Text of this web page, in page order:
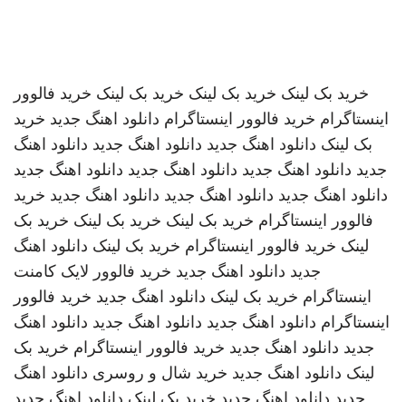
خرید بک لینک خرید بک لینک خرید بک لینک خرید فالوور
اینستاگرام خرید فالوور اینستاگرام دانلود اهنگ جدید خرید
بک لینک دانلود اهنگ جدید دانلود اهنگ جدید دانلود اهنگ
جدید دانلود اهنگ جدید دانلود اهنگ جدید دانلود اهنگ جدید
دانلود اهنگ جدید دانلود اهنگ جدید دانلود اهنگ جدید خرید
فالوور اینستاگرام خرید بک لینک خرید بک لینک خرید بک
لینک خرید فالوور اینستاگرام خرید بک لینک دانلود اهنگ
جدید دانلود اهنگ جدید خرید فالوور لایک کامنت
اینستاگرام خرید بک لینک دانلود اهنگ جدید خرید فالوور
اینستاگرام دانلود اهنگ جدید دانلود اهنگ جدید دانلود اهنگ
جدید دانلود اهنگ جدید خرید فالوور اینستاگرام خرید بک
لینک دانلود اهنگ جدید خرید شال و روسری دانلود اهنگ
جدید دانلود اهنگ جدید خرید بک لینک دانلود اهنگ جدید